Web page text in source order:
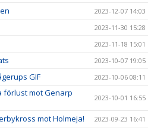
2023-12-07 14:03
2023-11-30 15:28
2023-11-18 15:01
2023-10-07 19:05
GIF 2023-10-06 08:11
förlust mot Genarp
2023-10-01 16:55
mot Holmeja! 2023-09-23 16:41